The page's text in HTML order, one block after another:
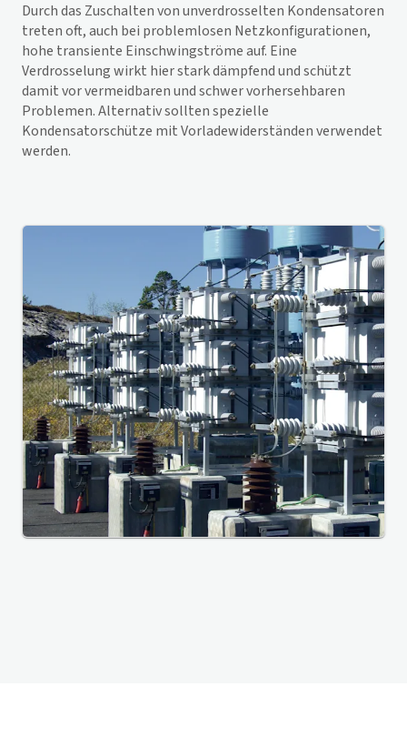
Durch das Zuschalten von unverdrosselten Kondensatoren
treten oft, auch bei problemlosen Netzkonfigurationen,
hohe transiente Einschwingströme auf. Eine
Verdrosselung wirkt hier stark dämpfend und schützt
damit vor vermeidbaren und schwer vorhersehbaren
Problemen. Alternativ sollten spezielle
Kondensatorschütze mit Vorladewiderständen verwendet
werden.